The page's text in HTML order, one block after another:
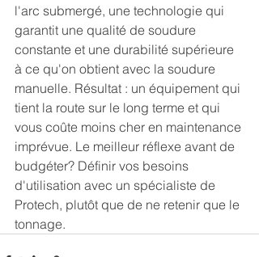
l'arc submergé, une technologie qui
garantit une qualité de soudure
constante et une durabilité supérieure
à ce qu'on obtient avec la soudure
manuelle. Résultat : un équipement qui
tient la route sur le long terme et qui
vous coûte moins cher en maintenance
imprévue. Le meilleur réflexe avant de
budgéter? Définir vos besoins
d'utilisation avec un spécialiste de
Protech, plutôt que de ne retenir que le
tonnage.